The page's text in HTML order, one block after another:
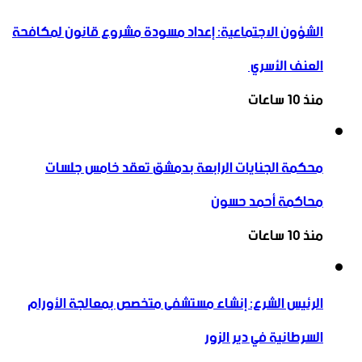
الشؤون الاجتماعية: إعداد مسودة مشروع قانون لمكافحة
العنف الأسري ‏
منذ 10 ساعات
محكمة الجنايات الرابعة بدمشق تعقد خامس جلسات
محاكمة أحمد حسون
منذ 10 ساعات
الرئيس الشرع: إنشاء ‌‏مستشفى متخصص بمعالجة الأورام
السرطانية في دير الزور